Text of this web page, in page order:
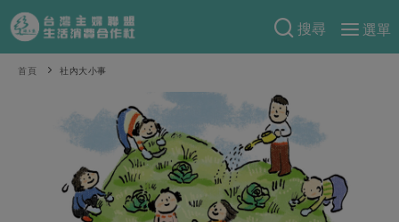
搜尋
選單
產品分類
當令水果
蕈菇類
特別企畫
預購活動
綠主張
首頁 社內大小事